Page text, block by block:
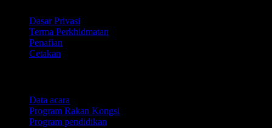
Dasar Privasi
Terma Perkhidmatan
Penafian
Cetakan
Data acara
Program Rakan Kongsi
Program pendidikan